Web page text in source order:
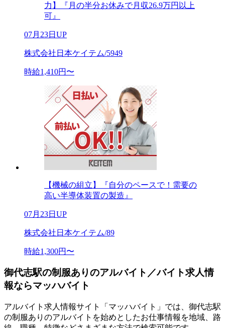
力】『月の半分お休みで月収26.9万円以上
可』
07月23日UP
株式会社日本ケイテム/5949
時給1,410円〜
【機械の組立】『自分のペースで！需要の
高い半導体装置の製造』
07月23日UP
株式会社日本ケイテム/89
時給1,300円〜
御代志駅の制服ありのアルバイト／バイト求人情
報ならマッハバイト
アルバイト求人情報サイト「マッハバイト」では、御代志駅
の制服ありのアルバイトを始めとしたお仕事情報を地域、路